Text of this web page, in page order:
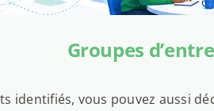
Groupes
identifiés, vous pouvez aussi